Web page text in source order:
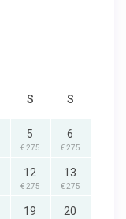
S S
5
€ 275
6
€ 275
12
€ 275
13
€ 275
19 20